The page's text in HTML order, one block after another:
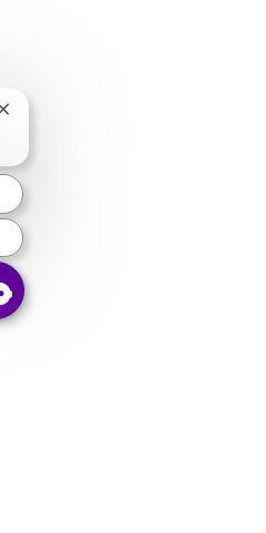
Chatbot-Benachrichtigung